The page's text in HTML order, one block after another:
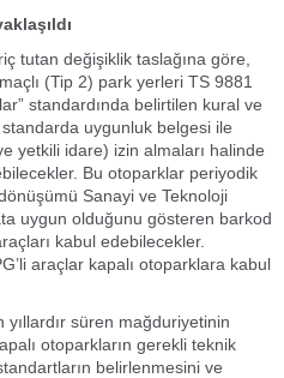
tutan değişiklik taslağına göre,
(Tip 2) park yerleri TS 9881
standardında belirtilen kural ve
standarda uygunluk belgesi ile
yetkili idare) izin almaları halinde
Bu otoparklar periyodik
Sanayi ve Teknoloji
uygun olduğunu gösteren barkod
kabul edebilecekler.
araçlar kapalı otoparklara kabul
yıllardır süren mağduriyetinin
otoparkların gerekli teknik
belirlenmesini ve